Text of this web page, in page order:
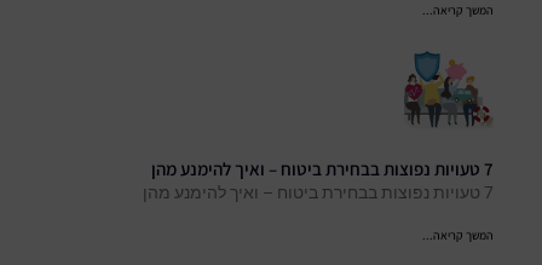
המשך קריאה...
7 טעויות נפוצות בבחירת ביטוח – ואיך להימנע מהן
7 טעויות נפוצות בבחירת ביטוח – ואיך להימנע מהן
המשך קריאה...